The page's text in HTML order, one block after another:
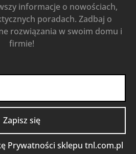
informacje o nowościach,
poradach. Zadbaj o
rozwiązania w swoim domu i
firmie!
Prywatności sklepu tnl.com.pl